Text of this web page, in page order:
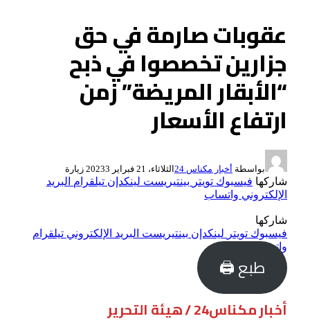
عقوبات صارمة في حق
جزارين تخصصوا في ذبح
“الأبقار المريضة” زمن
ارتفاع الأسعار
بواسطة أخبار مكناس 24 الثلاثاء، 21 فبراير 2023 3 زيارة
شاركها فيسبوك تويتر بينتيريست لينكدإن تيلقرام البريد
الإلكتروني واتساب
شاركها
فيسبوك تويتر لينكدإن بينتيريست البريد الإلكتروني تيلقرام
واتساب
طبع 🖨
أخبار مكناس24 / هيئة التحرير